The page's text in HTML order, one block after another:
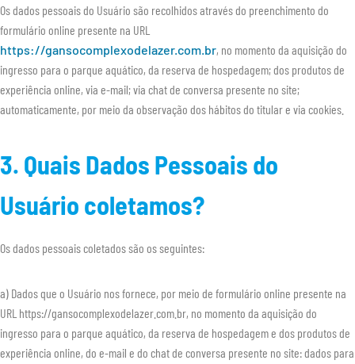
Os dados pessoais do Usuário são recolhidos através do preenchimento do
formulário online presente na URL
https://gansocomplexodelazer.com.br, no momento da aquisição do
ingresso para o parque aquático, da reserva de hospedagem; dos produtos de
experiência online, via e-mail; via chat de conversa presente no site;
automaticamente, por meio da observação dos hábitos do titular e via cookies.
3. Quais Dados Pessoais do
Usuário coletamos?
Os dados pessoais coletados são os seguintes:
a) Dados que o Usuário nos fornece, por meio de formulário online presente na
URL https://gansocomplexodelazer.com.br, no momento da aquisição do
ingresso para o parque aquático, da reserva de hospedagem e dos produtos de
experiência online, do e-mail e do chat de conversa presente no site: dados para